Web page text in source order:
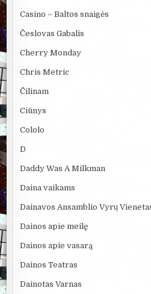
Casino – Baltos snaigės
Česlovas Gabalis
Cherry Monday
Chris Metric
Čilinam
Ciūnys
Cololo
D
Daddy Was A Milkman
Daina vaikams
Dainavos Ansamblio Vyrų
Dainos apie meilę
Dainos apie vasarą
Dainos Teatras
Dainotas Varnas